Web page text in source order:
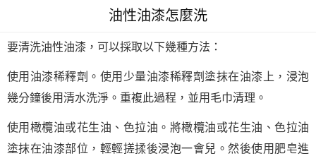
油性油漆怎麼洗
要清洗油性油漆，可以採取以下幾種方法：
使用油漆稀釋劑。使用少量油漆稀釋劑塗抹在油漆上，浸泡
幾分鐘後用清水洗淨。重複此過程，並用毛巾清理。
使用橄欖油或花生油、色拉油。將橄欖油或花生油、色拉油
塗抹在油漆部位，輕輕搓揉後浸泡一會兒。然後使用肥皂進